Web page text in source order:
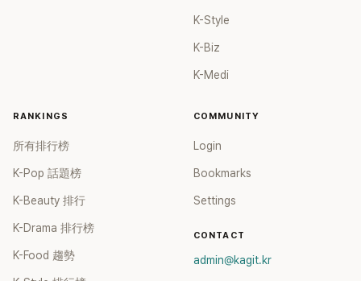
K-Style
K-Biz
K-Medi
RANKINGS
所有排行榜
K-Pop 話題榜
K-Beauty 排行
K-Drama 排行榜
K-Food 趨勢
COMMUNITY
Login
Bookmarks
Settings
CONTACT
admin@kagit.kr